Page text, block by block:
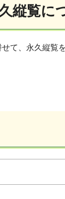
縦覧に
て、永久縦覧